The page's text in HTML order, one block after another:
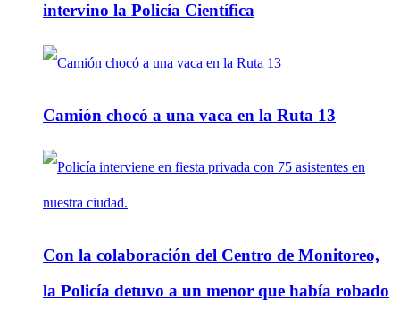
intervino la Policía Científica
Camión chocó a una vaca en la Ruta 13
Con la colaboración del Centro de Monitoreo,
la Policía detuvo a un menor que había robado